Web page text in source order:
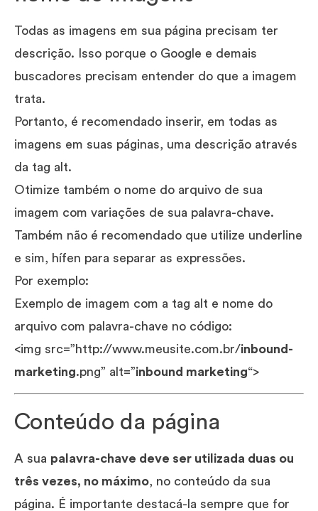
Todas as imagens em sua página precisam ter
descrição. Isso porque o Google e demais
buscadores precisam entender do que a imagem
trata.
Portanto, é recomendado inserir, em todas as
imagens em suas páginas, uma descrição através
da tag alt.
Otimize também o nome do arquivo de sua
imagem com variações de sua palavra-chave.
Também não é recomendado que utilize underline
e sim, hífen para separar as expressões.
Por exemplo:
Exemplo de imagem com a tag alt e nome do
arquivo com palavra-chave no código:
<img src=”http://www.meusite.com.br/inbound-
marketing.png” alt=”inbound marketing“>
Conteúdo da página
A sua palavra-chave deve ser utilizada duas ou
três vezes, no máximo, no conteúdo da sua
página. É importante destacá-la sempre que for